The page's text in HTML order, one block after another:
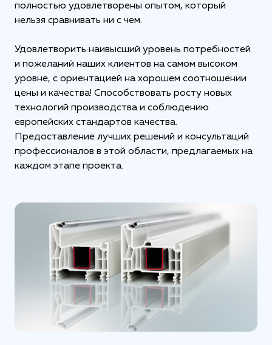
полностью удовлетворены опытом, который
нельзя сравнивать ни с чем.
Удовлетворить наивысший уровень потребностей
и пожеланий наших клиентов на самом высоком
уровне, с ориентацией на хорошем соотношении
цены и качества! Способствовать росту новых
технологий производства и соблюдению
европейских стандартов качества.
Предоставление лучших решений и консультаций
профессионалов в этой области, предлагаемых на
каждом этапе проекта.